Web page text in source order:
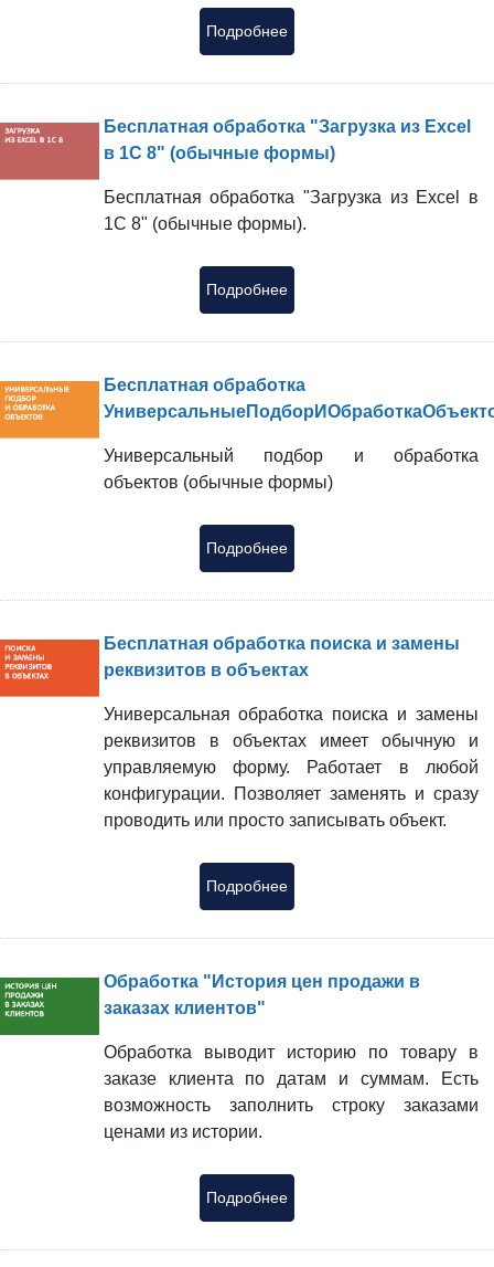
Подробнее
Бесплатная обработка "Загрузка из Excel
в 1С 8" (обычные формы)
Бесплатная обработка "Загрузка из Excel в
1С 8" (обычные формы).
Подробнее
Бесплатная обработка
Универсальный подбор и обработка
объектов (обычные формы)
Подробнее
Бесплатная обработка поиска и замены
реквизитов в объектах
Универсальная обработка поиска и замены
реквизитов в объектах имеет обычную и
управляемую форму. Работает в любой
конфигурации. Позволяет заменять и сразу
проводить или просто записывать объект.
Подробнее
Обработка "История цен продажи в
заказах клиентов"
Обработка выводит историю по товару в
заказе клиента по датам и суммам. Есть
возможность заполнить строку заказами
ценами из истории.
Подробнее